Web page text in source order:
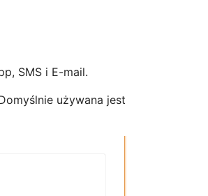
SMS i E-mail.
używana jest